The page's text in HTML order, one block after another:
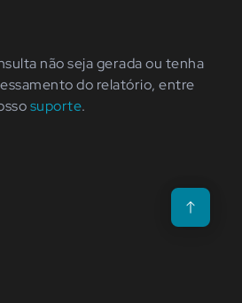
não seja gerada ou tenha
do relatório, entre
suporte.
Voltar para o